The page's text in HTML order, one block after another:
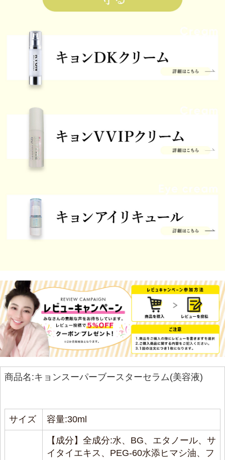
商品名:キョンスーパーブースターセラム(美容液)
サイズ 容量:30ml
【成分】全成分:水、BG、エタノール、サ
イタイエキス、PEG-60水添ヒマシ油、フ